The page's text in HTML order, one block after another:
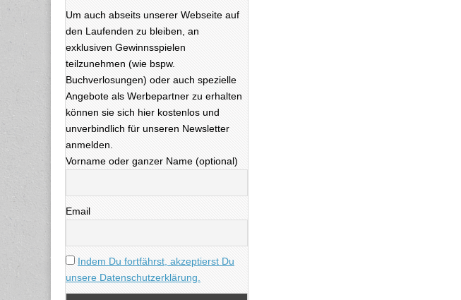
Um auch abseits unserer Webseite auf
den Laufenden zu bleiben, an
exklusiven Gewinnsspielen
teilzunehmen (wie bspw.
Buchverlosungen) oder auch spezielle
Angebote als Werbepartner zu erhalten
können sie sich hier kostenlos und
unverbindlich für unseren Newsletter
anmelden.
Vorname oder ganzer Name (optional)
Email
Indem Du fortfährst, akzeptierst Du
unsere Datenschutzerklärung.